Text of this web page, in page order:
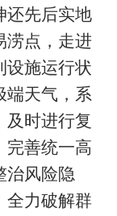
还先后实地
涝点，走进
设施运行状
端天气，系
及时进行复
完善统一高
治风险隐
全力破解群